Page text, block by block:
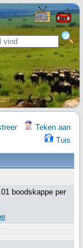
Teken aan
Tuis
boodskappe per